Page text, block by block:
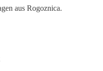
aus Rogoznica.